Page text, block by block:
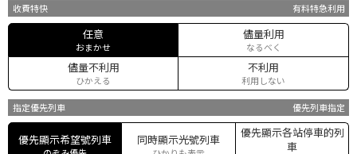
收費特快 有料特急利用
任意
おまかせ
儘量利用
なるべく
儘量不利用
ひかえる
不利用
利用しない
指定優先列車 優先列車指定
優先顯示希望號列車 同時顯示光號列車
優先顯示各站停車的列
車